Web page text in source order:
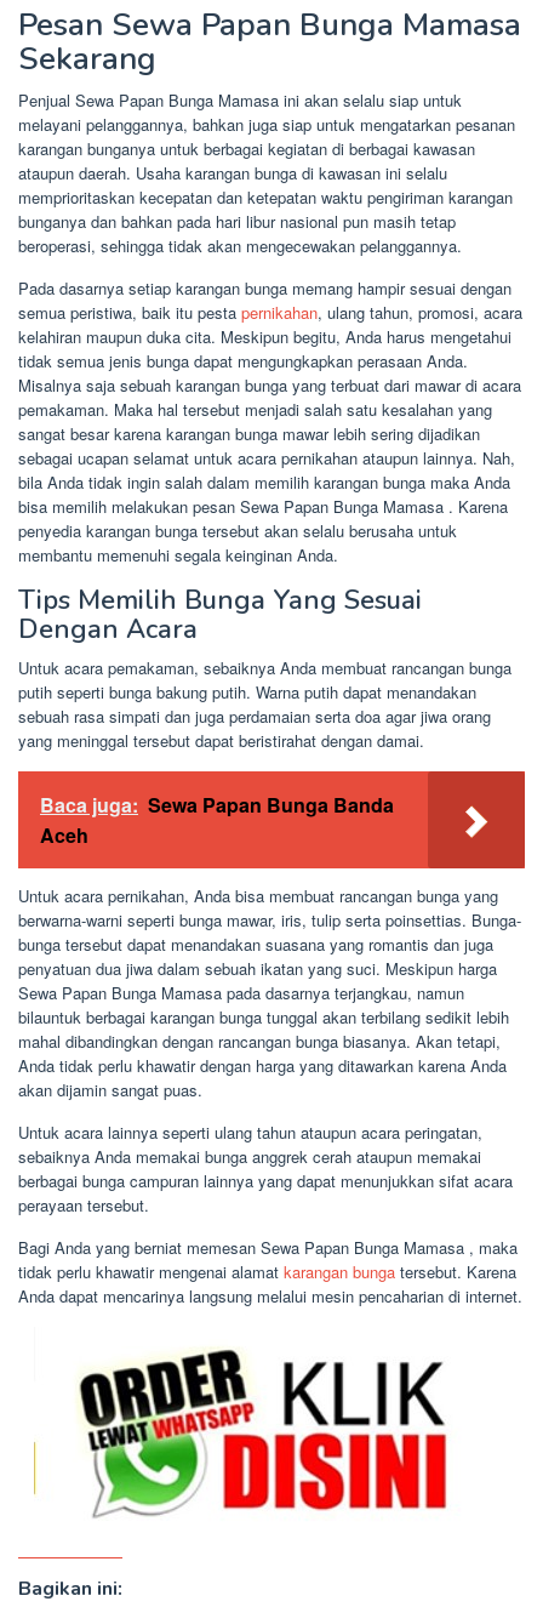
Pesan Sewa Papan Bunga Mamasa
Sekarang
Penjual Sewa Papan Bunga Mamasa ini akan selalu siap untuk
melayani pelanggannya, bahkan juga siap untuk mengatarkan pesanan
karangan bunganya untuk berbagai kegiatan di berbagai kawasan
ataupun daerah. Usaha karangan bunga di kawasan ini selalu
memprioritaskan kecepatan dan ketepatan waktu pengiriman karangan
bunganya dan bahkan pada hari libur nasional pun masih tetap
beroperasi, sehingga tidak akan mengecewakan pelanggannya.
Pada dasarnya setiap karangan bunga memang hampir sesuai dengan
semua peristiwa, baik itu pesta pernikahan, ulang tahun, promosi, acara
kelahiran maupun duka cita. Meskipun begitu, Anda harus mengetahui
tidak semua jenis bunga dapat mengungkapkan perasaan Anda.
Misalnya saja sebuah karangan bunga yang terbuat dari mawar di acara
pemakaman. Maka hal tersebut menjadi salah satu kesalahan yang
sangat besar karena karangan bunga mawar lebih sering dijadikan
sebagai ucapan selamat untuk acara pernikahan ataupun lainnya. Nah,
bila Anda tidak ingin salah dalam memilih karangan bunga maka Anda
bisa memilih melakukan pesan Sewa Papan Bunga Mamasa . Karena
penyedia karangan bunga tersebut akan selalu berusaha untuk
membantu memenuhi segala keinginan Anda.
Tips Memilih Bunga Yang Sesuai
Dengan Acara
Untuk acara pemakaman, sebaiknya Anda membuat rancangan bunga
putih seperti bunga bakung putih. Warna putih dapat menandakan
sebuah rasa simpati dan juga perdamaian serta doa agar jiwa orang
yang meninggal tersebut dapat beristirahat dengan damai.
Baca juga: Sewa Papan Bunga Banda
Aceh
Untuk acara pernikahan, Anda bisa membuat rancangan bunga yang
berwarna-warni seperti bunga mawar, iris, tulip serta poinsettias. Bunga-
bunga tersebut dapat menandakan suasana yang romantis dan juga
penyatuan dua jiwa dalam sebuah ikatan yang suci. Meskipun harga
Sewa Papan Bunga Mamasa pada dasarnya terjangkau, namun
bilauntuk berbagai karangan bunga tunggal akan terbilang sedikit lebih
mahal dibandingkan dengan rancangan bunga biasanya. Akan tetapi,
Anda tidak perlu khawatir dengan harga yang ditawarkan karena Anda
akan dijamin sangat puas.
Untuk acara lainnya seperti ulang tahun ataupun acara peringatan,
sebaiknya Anda memakai bunga anggrek cerah ataupun memakai
berbagai bunga campuran lainnya yang dapat menunjukkan sifat acara
perayaan tersebut.
Bagi Anda yang berniat memesan Sewa Papan Bunga Mamasa , maka
tidak perlu khawatir mengenai alamat karangan bunga tersebut. Karena
Anda dapat mencarinya langsung melalui mesin pencaharian di internet.
Bagikan ini: